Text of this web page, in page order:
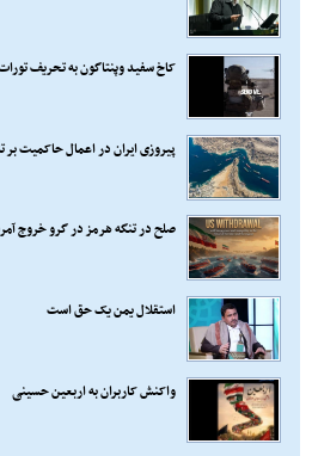
کاخ سفید وپنتاگون به تحریف تورات
پیروزی ایران در اعمال حاکمیت بر
صلح در تنگه هرمز در گرو خروج
استقلال یمن یک حق است
واکنش کاربران به اربعین حسینی